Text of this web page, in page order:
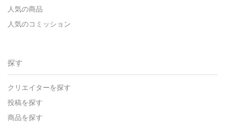
人気の商品
人気のコミッション
探す
クリエイターを探す
投稿を探す
商品を探す